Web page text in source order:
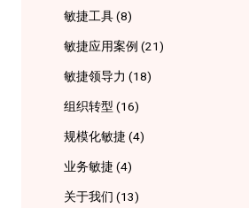
敏捷工具(8)
敏捷应用案例 (21)
敏捷领导力 (18)
组织转型(16)
规模化敏捷(4)
业务敏捷(4)
关于我们 (13)